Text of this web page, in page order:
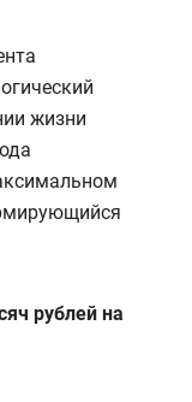
жизни
рублей на